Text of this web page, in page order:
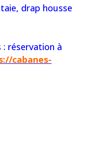
drap housse
: réservation à
cabanes-